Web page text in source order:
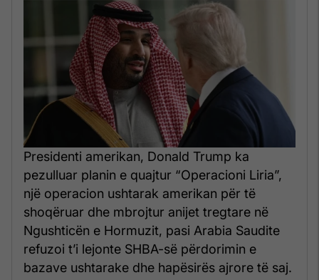
Presidenti amerikan, Donald Trump ka
pezulluar planin e quajtur “Operacioni Liria”,
një operacion ushtarak amerikan për të
shoqëruar dhe mbrojtur anijet tregtare në
Ngushticën e Hormuzit, pasi Arabia Saudite
refuzoi t’i lejonte SHBA-së përdorimin e
bazave ushtarake dhe hapësirës ajrore të saj.